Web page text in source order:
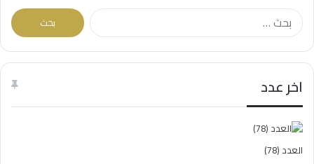
البحث
عن:
اخر عدد
العدد (78)